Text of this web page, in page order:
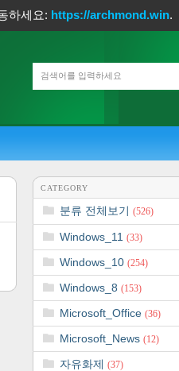
하세요: https://archmond.win.
CATEGORY
분류 전체보기 (526)
Windows_11 (33)
Windows_10 (254)
Windows_8 (153)
Microsoft_Office (36)
Microsoft_News (12)
자유화제 (37)